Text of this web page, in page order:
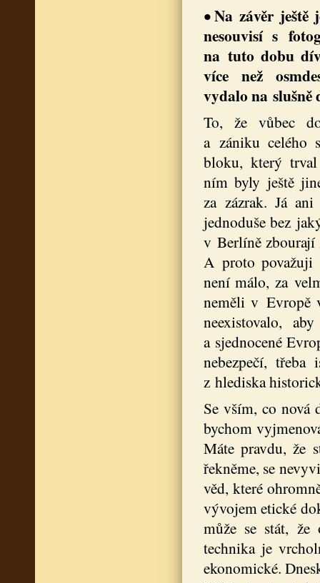
•Na závěr ještě
nesouvisí s
na tuto dobu
více než
vydalo na
To, že vůbec
a zániku celého
bloku, který
ním byly ještě
za zázrak. Já
jednoduše bez
v Berlíně zbourají
A proto považuji
není málo, za
neměli v Evropě
neexistovalo,
a sjednocené
nebezpečí, třeba
z hlediska
Se vším, co
bychom
Máte pravdu, že
řekněme, se
věd, které
vývojem etické
může se stát, že
technika je
ekonomické.